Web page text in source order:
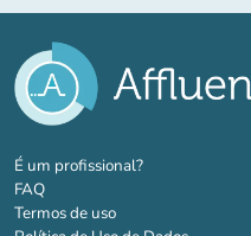
É um profissional?(novo separador)
FAQ
Termos de uso